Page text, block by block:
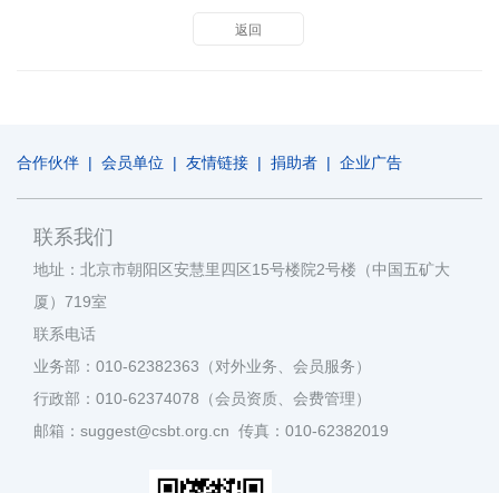
返回
合作伙伴 | 会员单位 | 友情链接 | 捐助者 | 企业广告
联系我们
地址：北京市朝阳区安慧里四区15号楼院2号楼（中国五矿大
厦）719室
联系电话
业务部：010-62382363（对外业务、会员服务）
行政部：010-62374078（会员资质、会费管理）
邮箱：suggest@csbt.org.cn 传真：010-62382019